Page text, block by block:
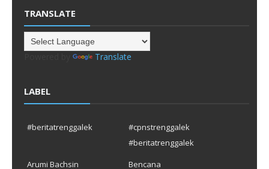
TRANSLATE
Translate
LABEL
#beritatrenggalek
#cpnstrenggalek
#beritatrenggalek
Arumi Bachsin
Bencana